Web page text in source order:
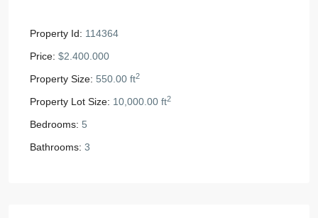
Property Id: 114364
Price: $2.400.000
Property Size: 550.00 ft2
Property Lot Size: 10,000.00 ft2
Bedrooms: 5
Bathrooms: 3